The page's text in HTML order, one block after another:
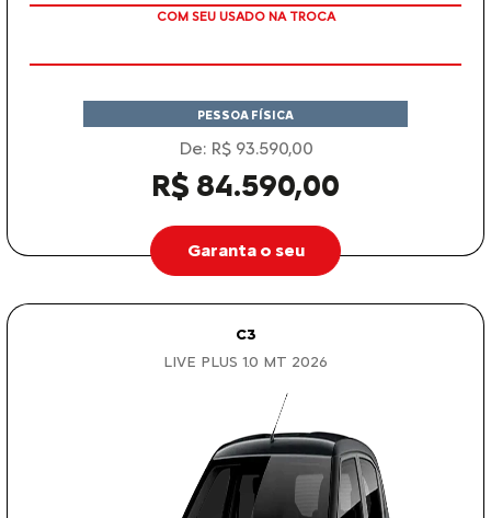
TAXA 0 %
PESSOA FÍSICA
De: R$ 93.590,00
R$ 84.590,00
Garanta o seu
C3
LIVE PLUS 1.0 MT 2026